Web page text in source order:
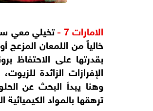
الامارات 7 -
تخيلي معي
خالياً من اللمعان المزعج
بقدرتها على الاحتفاظ
الإفرازات الزائدة
وهنا يبدأ البحث عن
ترهقها بالمواد الكيميائية